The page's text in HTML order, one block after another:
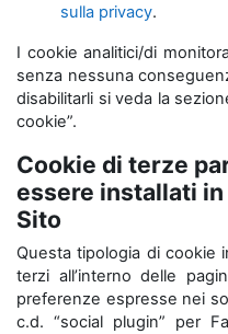
sulla privacy.
I cookie analitici/di
senza nessuna
disabilitarli si veda la
cookie”.
Cookie di terze
essere installati
Sito
Questa tipologia di cookie
terzi all’interno delle
preferenze espresse nei
c.d. “social plugin” per